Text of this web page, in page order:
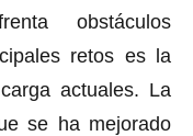
obstáculos
retos es la
actuales. La
se ha mejorado